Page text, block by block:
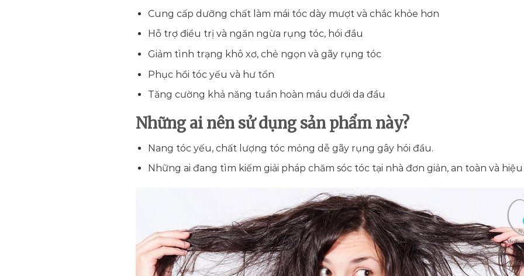
Cung cấp dưỡng chất làm mái tóc dày mượt và chắc khỏe hơn
Hỗ trợ điều trị và ngăn ngừa rụng tóc, hói đầu
Giảm tình trạng khô xơ, chẻ ngọn và gãy rụng tóc
Phục hồi tóc yếu và hư tổn
Tăng cường khả năng tuần hoàn máu dưới da đầu
Những ai nên sử dụng sản phẩm này?
Nang tóc yếu, chất lượng tóc mỏng dễ gãy rụng gây hói đầu.
Những ai đang tìm kiếm giải pháp chăm sóc tóc tại nhà đơn giản, an toàn và